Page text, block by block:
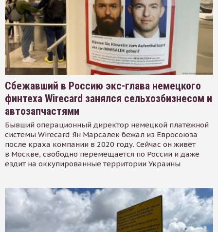
Сбежавший в Россию экс-глава немецкого
финтеха Wirecard занялся сельхозбизнесом и
автозапчастями
Бывший операционный директор немецкой платёжной
системы Wirecard Ян Марсалек бежал из Евросоюза
после краха компании в 2020 году. Сейчас он живёт
в Москве, свободно перемещается по России и даже
ездит на оккупированные территории Украины